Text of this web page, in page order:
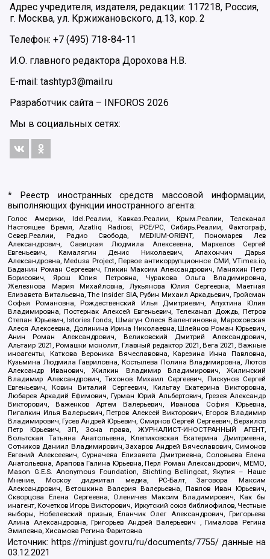
Адрес учредителя, издателя, редакции: 117218, Россия,
г. Москва, ул. Кржижановского, д.13, кор. 2
Телефон: +7 (495) 718-84-11
И.О. главного редактора Дорохова Н.В.
E-mail: tashtyp3@mail.ru
Разработчик сайта – INFOROS 2026
Мы в социальных сетях:
* Реестр иностранных средств массовой информации,
выполняющих функции иностранного агента:
Голос Америки, Idel.Реалии, Кавказ.Реалии, Крым.Реалии, Телеканал
Настоящее Время, Azatliq Radiosi, PCE/PC, Сибирь.Реалии, Фактограф,
Север.Реалии, Радио Свобода, MEDIUM-ORIENT, Пономарев Лев
Александрович, Савицкая Людмила Алексеевна, Маркелов Сергей
Евгеньевич, Камалягин Денис Николаевич, Апахончич Дарья
Александровна, Medusa Project, Первое антикоррупционное СМИ, VTimes.io,
Баданин Роман Сергеевич, Гликин Максим Александрович, Маняхин Петр
Борисович, Ярош Юлия Петровна, Чуракова Ольга Владимировна,
Железнова Мария Михайловна, Лукьянова Юлия Сергеевна, Маетная
Елизавета Витальевна, The Insider SIA, Рубин Михаил Аркадьевич, Гройсман
Софья Романовна, Рождественский Илья Дмитриевич, Апухтина Юлия
Владимировна, Постернак Алексей Евгеньевич, Телеканал Дождь, Петров
Степан Юрьевич, Istories fonds, Шмагун Олеся Валентиновна, Мароховская
Алеся Алексеевна, Долинина Ирина Николаевна, Шлейнов Роман Юрьевич,
Анин Роман Александрович, Великовский Дмитрий Александрович,
Альтаир 2021, Ромашки монолит, Главный редактор 2021, Вега 2021, Важные
иноагенты, Каткова Вероника Вячеславовна, Карезина Инна Павловна,
Кузьмина Людмила Гавриловна, Костылева Полина Владимировна, Лютов
Александр Иванович, Жилкин Владимир Владимирович, Жилинский
Владимир Александрович, Тихонов Михаил Сергеевич, Пискунов Сергей
Евгеньевич, Ковин Виталий Сергеевич, Кильтау Екатерина Викторовна,
Любарев Аркадий Ефимович, Гурман Юрий Альбертович, Грезев Александр
Викторович, Важенков Артем Валерьевич, Иванова София Юрьевна,
Пигалкин Илья Валерьевич, Петров Алексей Викторович, Егоров Владимир
Владимирович, Гусев Андрей Юрьевич, Смирнов Сергей Сергеевич, Верзилов
Петр Юрьевич, ЗП, Зона права, ЖУРНАЛИСТ-ИНОСТРАННЫЙ АГЕНТ,
Вольтская Татьяна Анатольевна, Клепиковская Екатерина Дмитриевна,
Сотников Даниил Владимирович, Захаров Андрей Вячеславович, Симонов
Евгений Алексеевич, Сурначева Елизавета Дмитриевна, Соловьева Елена
Анатольевна, Арапова Галина Юрьевна, Перл Роман Александрович, МЕМО,
Mason G.E.S. Anonymous Foundation, Stichting Bellingcat, Якутия – Наше
Мнение, Москоу диджитал медиа, РС-Балт, Заговора Максим
Александрович, Ветошкина Валерия Валерьевна, Павлов Иван Юрьевич,
Скворцова Елена Сергеевна, Оленичев Максим Владимирович, Как бы
инагент, Кочетков Игорь Викторович, Иркутский союз библиофилов, Честные
выборы, Нобелевский призыв, Еланчик Олег Александрович, Григорьева
Алина Александровна, Григорьев Андрей Валерьевич , Гималова Регина
Эмилевна, Хисамова Регина Фаритовна
Источник: https://minjust.gov.ru/ru/documents/7755/ данные на
03.12.2021